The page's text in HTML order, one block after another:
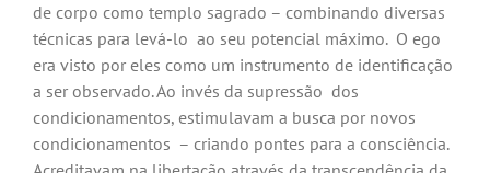
de corpo como templo sagrado – combinando diversas
técnicas para levá-lo ao seu potencial máximo. O ego
era visto por eles como um instrumento de identificação
a ser observado. Ao invés da supressão dos
condicionamentos, estimulavam a busca por novos
condicionamentos – criando pontes para a consciência.